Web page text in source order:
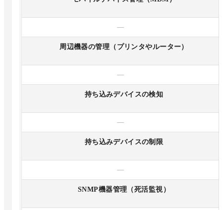
—
周辺機器の管理（プリンタやルーター）
—
持ち込みデバイスの検知
—
持ち込みデバイスの制限
—
SNMP機器管理（死活監視）